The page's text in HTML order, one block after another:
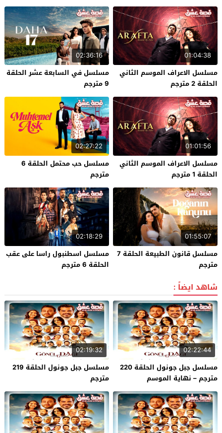
01:04:38
مسلسل الاعراف الموسم الثاني
الحلقة 2 مترجم
02:36:16
مسلسل في السابعة عشر الحلقة
9 مترجم
01:01:56
مسلسل الاعراف الموسم الثاني
الحلقة 1 مترجم
02:27:22
مسلسل حب محتمل الحلقة 6
مترجم
01:55:07
مسلسل قانون الطبيعة الحلقة 7
مترجم
02:18:29
مسلسل اسطنبول راسا على عقب
الحلقة 6 مترجم
شاهد ايضاً :
02:22:44
مسلسل جبل جونول الحلقة 220
مترجم – نهاية الموسم
02:19:32
مسلسل جبل جونول الحلقة 219
مترجم